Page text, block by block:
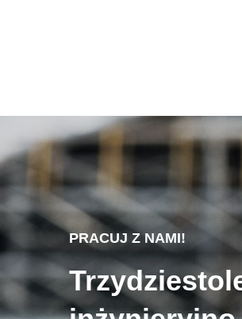
PRACUJ Z NAMI!